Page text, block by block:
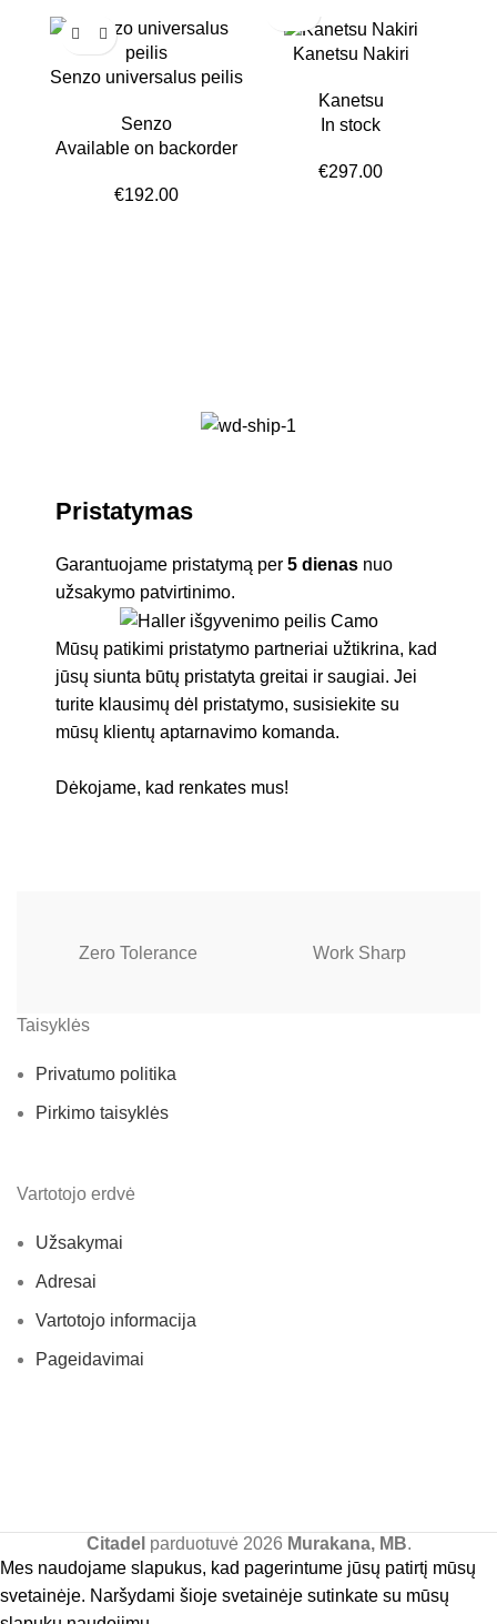
Senzo universalus peilis
Senzo
Available on backorder
€192.00
Kanetsu Nakiri
Kanetsu
In stock
€297.00
Pristatymas
Garantuojame pristatymą per 5 dienas nuo
užsakymo patvirtinimo.
Mūsų patikimi pristatymo partneriai užtikrina, kad
jūsų siunta būtų pristatyta greitai ir saugiai. Jei
turite klausimų dėl pristatymo, susisiekite su
mūsų klientų aptarnavimo komanda.
Dėkojame, kad renkates mus!
Zero Tolerance Work Sharp
Taisyklės
Privatumo politika
Pirkimo taisyklės
Vartotojo erdvė
Užsakymai
Adresai
Vartotojo informacija
Pageidavimai
Citadel parduotuvė 2026 Murakana, MB.
Mes naudojame slapukus, kad pagerintume jūsų patirtį mūsų
svetainėje. Naršydami šioje svetainėje sutinkate su mūsų